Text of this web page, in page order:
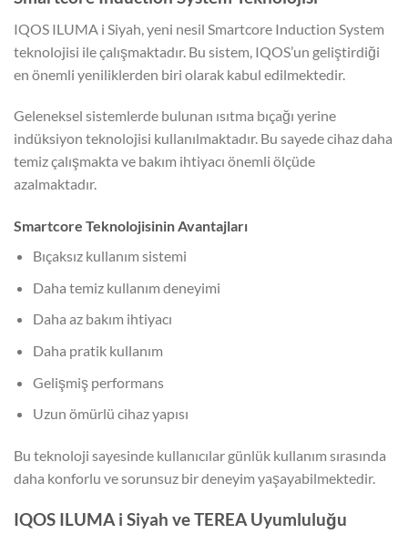
IQOS ILUMA i Siyah, yeni nesil Smartcore Induction System
teknolojisi ile çalışmaktadır. Bu sistem, IQOS’un geliştirdiği
en önemli yeniliklerden biri olarak kabul edilmektedir.
Geleneksel sistemlerde bulunan ısıtma bıçağı yerine
indüksiyon teknolojisi kullanılmaktadır. Bu sayede cihaz daha
temiz çalışmakta ve bakım ihtiyacı önemli ölçüde
azalmaktadır.
Smartcore Teknolojisinin Avantajları
Bıçaksız kullanım sistemi
Daha temiz kullanım deneyimi
Daha az bakım ihtiyacı
Daha pratik kullanım
Gelişmiş performans
Uzun ömürlü cihaz yapısı
Bu teknoloji sayesinde kullanıcılar günlük kullanım sırasında
daha konforlu ve sorunsuz bir deneyim yaşayabilmektedir.
IQOS ILUMA i Siyah ve TEREA Uyumluluğu